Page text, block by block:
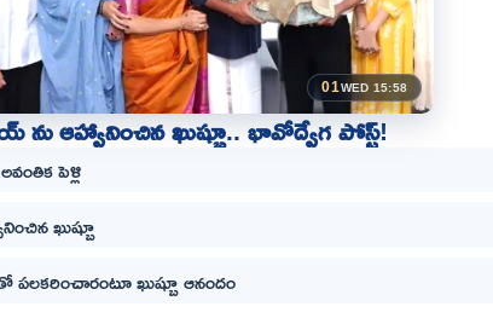
01WED 15:58
ను ఆహ్వానించిన ఖుష్బూ.. భావోద్వేగ పోస్ట్!
పెళ్లి
ఖుష్బూ
పలకరించారంటూ ఖుష్బూ ఆనందం